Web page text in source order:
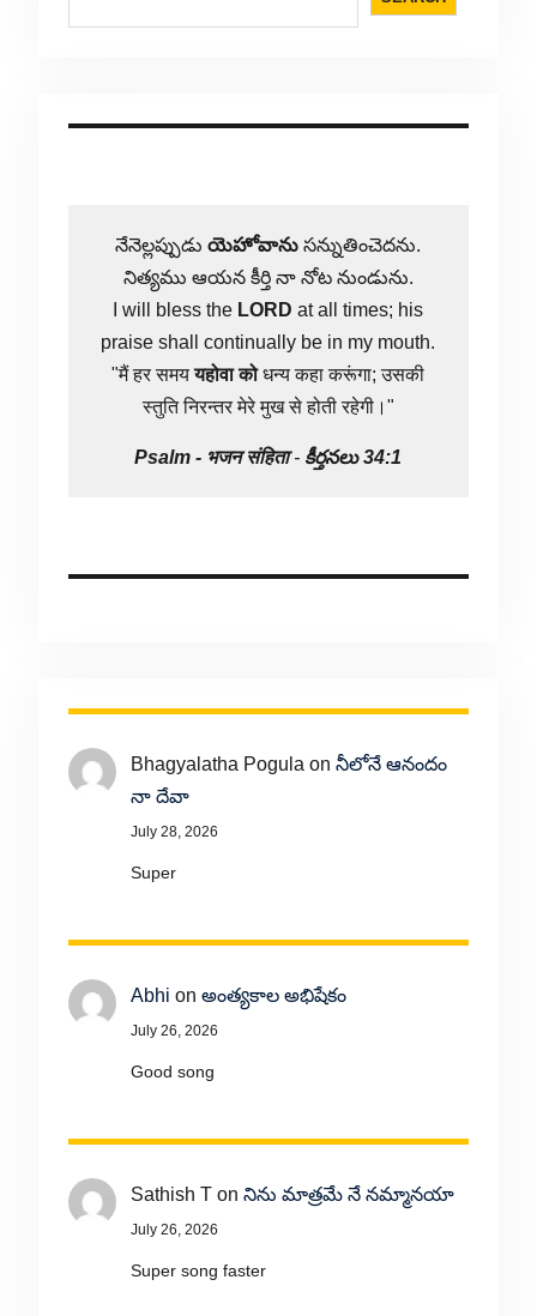
నేనెల్లప్పుడుయెహోవాను సన్నుతించెదను.
నిత్యము ఆయన కీర్తి నా నోట నుండును.
I will bless the LORD at all times; his
praise shall continually be in my mouth.
"मैं हर समययहोवा कोधन्य कहा करूंगा; उसकी
स्तुति निरन्तर मेरे मुख से होती रहेगी।"
Psalm - भजन संहिता- కీర్తనలు 34:1
Bhagyalatha Pogula on నీలోనే ఆనందం
నా దేవా
July 28, 2026
Super
Abhi on అంత్యకాల అభిషేకం
July 26, 2026
Good song
Sathish Ton నిను మాత్రమే నే నమ్మానయా
July 26, 2026
Super song faster